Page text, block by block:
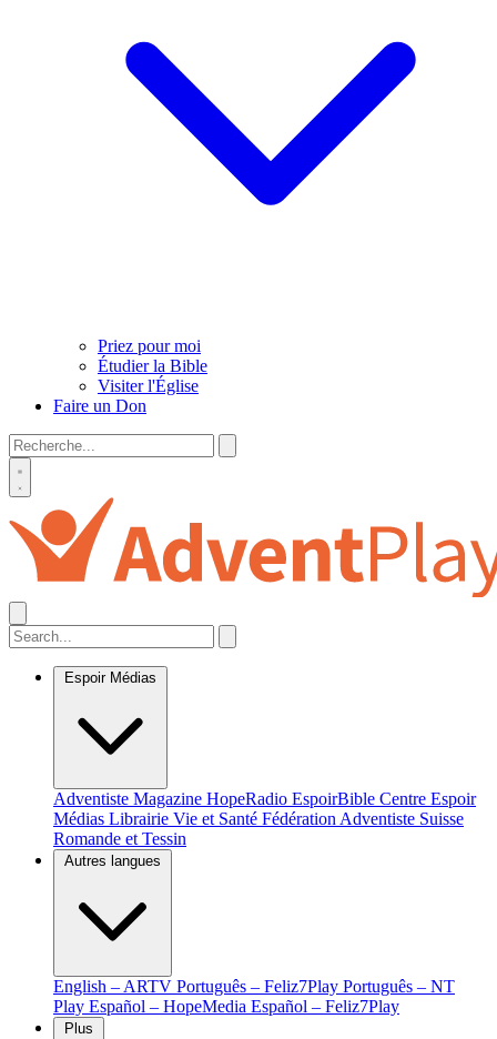
Priez pour moi
Étudier la Bible
Visiter l'Église
Faire un Don
Espoir Médias
Adventiste Magazine HopeRadio EspoirBible Centre Espoir
Médias Librairie Vie et Santé Fédération Adventiste Suisse
Romande et Tessin
Autres langues
English – ARTV Português – Feliz7Play Português – NT
Play Español – HopeMedia Español – Feliz7Play
Plus